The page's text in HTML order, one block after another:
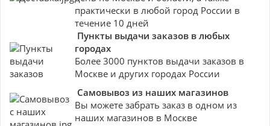
практически в любой город России в
течение 10 дней
Пункты выдачи заказов в любых
городах
Более 3000 пунктов выдачи заказов в
Москве и других городах России
Самовывоз из наших магазинов
Вы можете забрать заказ в одном из
наших магазинов в Москве